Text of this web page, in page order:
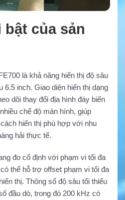
của sản
là khả năng hiển thị độ sâu
6.5 inch. Giao diện hiển thị dạng
dõi thay đổi địa hình đáy biển
chế độ màn hình, giúp
hiển thị phù hợp với nhu
hải thực tế.
đo cố định với phạm vi tối đa
thể hỗ trợ offset phạm vi tối đa
thị. Thông số độ sâu tối thiểu
đầu dò, trong đó 200 kHz có